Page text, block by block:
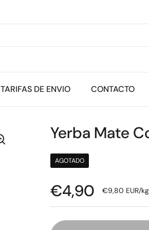
TARIFAS DE ENVIO CONTACTO
Yerba Mate
AGOTADO
Precio:
€4,90 Precio unitario:
€9,80 EUR/kg